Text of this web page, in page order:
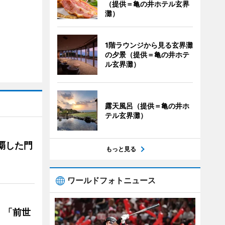
した門
「前世
（提供＝亀の井ホテル玄界
灘）
1階ラウンジから見る玄界灘
の夕景（提供＝亀の井ホテ
ル玄界灘）
露天風呂（提供＝亀の井ホ
テル玄界灘）
もっと見る
ワールドフォトニュース